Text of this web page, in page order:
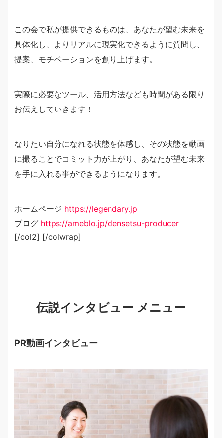
この会で私が提供できるものは、あなたが望む未来を
具体化し、よりリアルに現実化できるように質問し、
提案、モチベーションを創り上げます。
実際に必要なツール、活用方法なども時間がある限り
お伝えしていきます！
なりたい自分になれる状態を体感し、その状態を動画
に撮ることでコミット力が上がり、あなたが望む未来
を手に入れる事ができるようになります。
ホームページ https://legendary.jp
ブログ https://ameblo.jp/densetsu-producer
[/col2] [/colwrap]
伝説インタビュー メニュー
PR動画インタビュー